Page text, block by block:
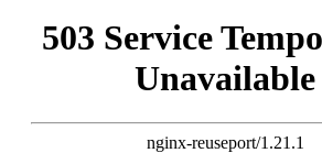
503 Service
Unavailable
nginx-reuseport/1.21.1